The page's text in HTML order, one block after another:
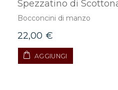
Spezzatino di
Bocconcini di manzo
22,00 €
AGGIUNGI